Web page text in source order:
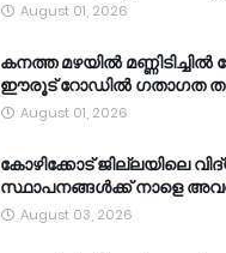
August 01, 2026
കനത്ത മഴയിൽ
ഈരൂട് റോഡിൽ ഗതാഗത
August 01, 2026
കോഴിക്കോട് ജില്ലയിലെ
സ്ഥാപനങ്ങൾക്ക് നാളെ
August 03, 2026